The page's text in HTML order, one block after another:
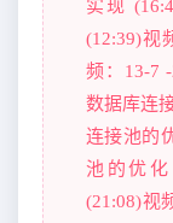
实现
(12:39)视
频：13-7
数据库连
连接池的
池的优化
(21:08)视